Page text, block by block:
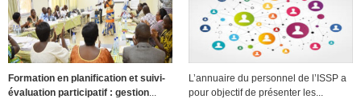
Formation en planification et suivi-
évaluation participatif : gestion...
L’annuaire du personnel de l’ISSP a
pour objectif de présenter les...